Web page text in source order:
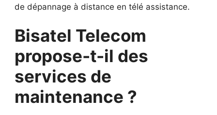
de dépannage à distance en télé assistance.
Bisatel Telecom
propose-t-il des
services de
maintenance ?